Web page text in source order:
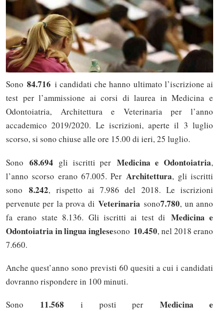
Sono84.716 i candidati che hanno ultimato l’iscrizione ai
test per l’ammissione ai corsi di laurea in Medicina e
Odontoiatria, Architettura e Veterinaria per l’anno
accademico 2019/2020. Le iscrizioni, aperte il 3 luglio
scorso, si sono chiuse alle ore 15.00 di ieri, 25 luglio.
Sono 68.694 gli iscritti per Medicina e Odontoiatria,
l’anno scorso erano 67.005. Per Architettura, gli iscritti
sono8.242, rispetto ai 7.986 del 2018. Le iscrizioni
pervenute per la prova di Veterinaria sono7.780, un anno
fa erano state 8.136. Gli iscritti ai test di Medicina e
Odontoiatria in lingua inglesesono 10.450, nel 2018 erano
7.660.
Anche quest’anno sono previsti 60 quesiti a cui i candidati
dovranno rispondere in 100 minuti.
Sono 11.568 i posti per Medicina e